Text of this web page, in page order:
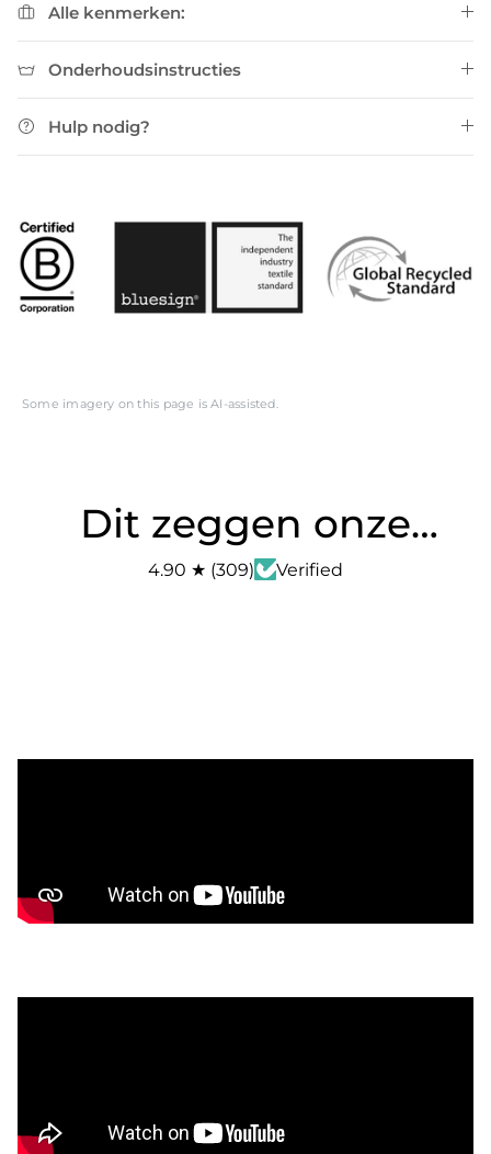
Alle kenmerken:
Onderhoudsinstructies
Hulp nodig?
Some imagery on this page is AI-assisted.
Dit zeggen onze
klanten
4.90 ★ (309) Verified